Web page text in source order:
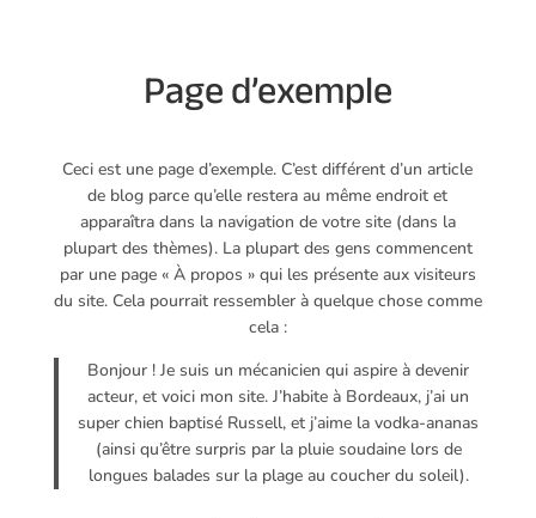
Page d’exemple
Ceci est une page d’exemple. C’est différent d’un article
de blog parce qu’elle restera au même endroit et
apparaîtra dans la navigation de votre site (dans la
plupart des thèmes). La plupart des gens commencent
par une page « À propos » qui les présente aux visiteurs
du site. Cela pourrait ressembler à quelque chose comme
cela :
Bonjour ! Je suis un mécanicien qui aspire à devenir
acteur, et voici mon site. J’habite à Bordeaux, j’ai un
super chien baptisé Russell, et j’aime la vodka-ananas
(ainsi qu’être surpris par la pluie soudaine lors de
longues balades sur la plage au coucher du soleil).